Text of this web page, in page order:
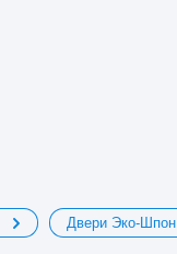
Двери Эко-Шпон